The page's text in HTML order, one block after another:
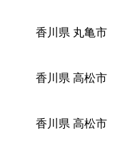
香川県 丸亀市
香川県 高松市
香川県 高松市